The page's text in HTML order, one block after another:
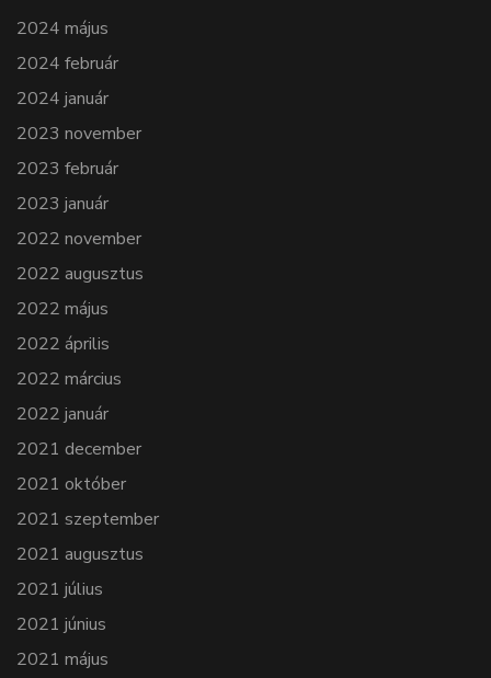
2024 május
2024 február
2024 január
2023 november
2023 február
2023 január
2022 november
2022 augusztus
2022 május
2022 április
2022 március
2022 január
2021 december
2021 október
2021 szeptember
2021 augusztus
2021 július
2021 június
2021 május